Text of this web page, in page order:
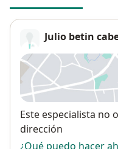
Julio betin
Disponibilidad
Este especialista no
dirección
¿Qué puedo hacer